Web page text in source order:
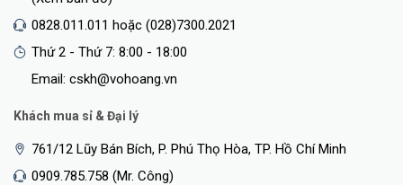
0828.011.011 hoặc (028)7300.2021
Thứ 2 - Thứ 7: 8:00 - 18:00
Email: cskh@vohoang.vn
Khách mua sỉ & Đại lý
761/12 Lũy Bán Bích, P. Phú Thọ Hòa, TP. Hồ Chí Minh
0909.785.758 (Mr. Công)